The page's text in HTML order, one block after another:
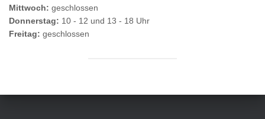
Mittwoch: geschlossen
Donnerstag: 10 - 12 und 13 - 18 Uhr
Freitag: geschlossen